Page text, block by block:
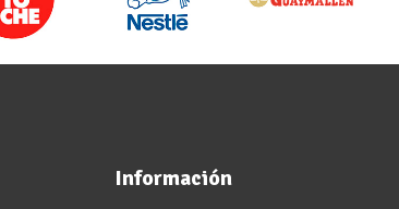
Información